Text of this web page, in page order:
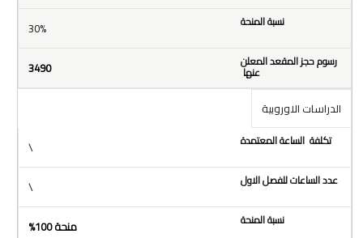
30%
3490
الدراسات الاوروبية
\
\
منحة 100%